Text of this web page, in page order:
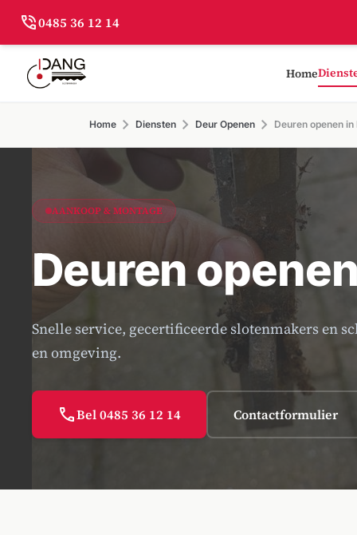
phone_in_talk0485 36 12 14
Home
Home chevron_right Diensten chevron_right Deur Openen chevron_right Deuren openen in
AANKOOP & MONTAGE
Deuren
Snelle service, gecertificeerde slotenmakers en
en omgeving.
callBel 0485 36 12 14 Contactformulier